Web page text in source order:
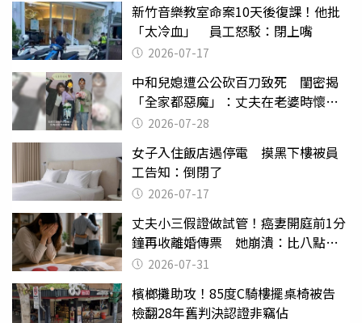
新竹音樂教室命案10天後復課！他批
「太冷血」 員工怒駁：閉上嘴
2026-07-17
中和兒媳遭公公砍百刀致死 閨密揭
「全家都惡魔」：丈夫在老婆時懷孕
摔東西
2026-07-28
女子入住飯店遇停電 摸黑下樓被員
工告知：倒閉了
2026-07-17
丈夫小三假證做試管！癌妻開庭前1分
鐘再收離婚傳票 她崩潰：比八點檔
還扯2026-07-31
檳榔攤助攻！85度C騎樓擺桌椅被告
檢翻28年舊判決認證非竊佔